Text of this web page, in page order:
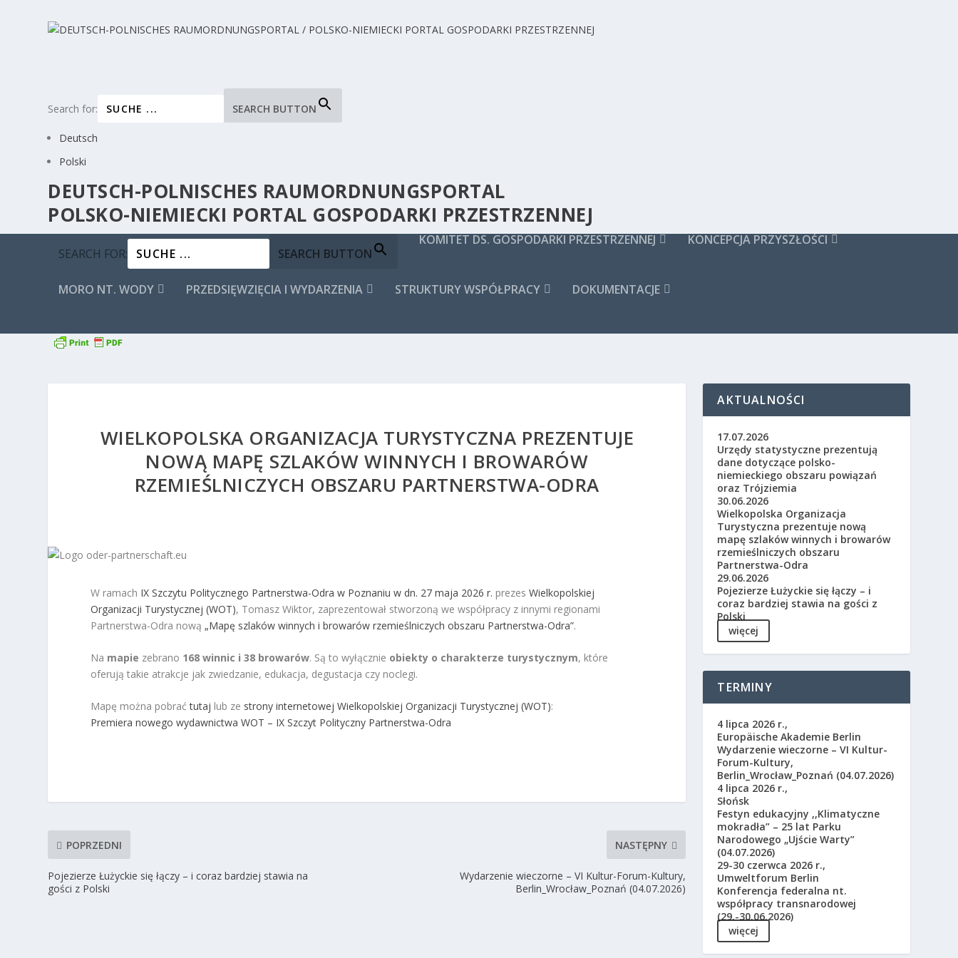
Search for: SEARCH BUTTON
Deutsch
Polski
DEUTSCH-POLNISCHES RAUMORDNUNGSPORTAL
POLSKO-NIEMIECKI PORTAL GOSPODARKI PRZESTRZENNEJ
SEARCH FOR: SEARCH BUTTON
KOMITET DS. GOSPODARKI PRZESTRZENNEJ KONCEPCJA PRZYSZŁOŚCI
MORO NT. WODY PRZEDSIĘWZIĘCIA I WYDARZENIA STRUKTURY WSPÓŁPRACY DOKUMENTACJE
WIELKOPOLSKA ORGANIZACJA TURYSTYCZNA PREZENTUJE
NOWĄ MAPĘ SZLAKÓW WINNYCH I BROWARÓW
RZEMIEŚLNICZYCH OBSZARU PARTNERSTWA-ODRA
W ramach IX Szczytu Politycznego Partnerstwa-Odra w Poznaniu w dn. 27 maja 2026 r. prezesWielkopolskiej
Organizacji Turystycznej (WOT), Tomasz Wiktor, zaprezentował stworzoną we współpracy z innymi regionami
Partnerstwa-Odra nową „Mapę szlaków winnych i browarów rzemieślniczych obszaru Partnerstwa-Odra”.
Na mapie zebrano 168 winnic i 38 browarów. Są to wyłącznie obiekty o charakterze turystycznym, które
oferują takie atrakcje jak zwiedzanie, edukacja, degustacja czy noclegi.
Mapę można pobraćtutaj lub ze strony internetowej Wielkopolskiej Organizacji Turystycznej (WOT):
Premiera nowego wydawnictwa WOT – IX Szczyt Polityczny Partnerstwa-Odra
POPRZEDNI
Pojezierze Łużyckie się łączy – i coraz bardziej stawia na
gości z Polski
NASTĘPNY
Wydarzenie wieczorne – VI Kultur-Forum-Kultury,
Berlin_Wrocław_Poznań (04.07.2026)
AKTUALNOŚCI
17.07.2026
Urzędy statystyczne prezentują
dane dotyczące polsko-
niemieckiego obszaru powiązań
oraz Trójziemia
30.06.2026
Wielkopolska Organizacja
Turystyczna prezentuje nową
mapę szlaków winnych i browarów
rzemieślniczych obszaru
Partnerstwa-Odra
29.06.2026
Pojezierze Łużyckie się łączy – i
coraz bardziej stawia na gości z
Polski
więcej
TERMINY
4 lipca 2026 r.,
Europäische Akademie Berlin
Wydarzenie wieczorne – VI Kultur-
Forum-Kultury,
Berlin_Wrocław_Poznań (04.07.2026)
4 lipca 2026 r.,
Słońsk
Festyn edukacyjny ,,Klimatyczne
mokradła” – 25 lat Parku
Narodowego „Ujście Warty”
(04.07.2026)
29-30 czerwca 2026 r.,
Umweltforum Berlin
Konferencja federalna nt.
współpracy transnarodowej
(29.-30.06.2026)
więcej